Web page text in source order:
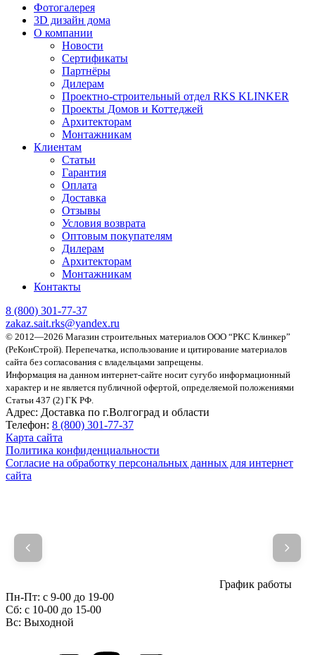
Фотогалерея
3D дизайн дома
О компании
Новости
Сертификаты
Партнёры
Дилерам
Проектно-строительный отдел RKS KLINKER
Проекты Домов и Коттеджей
Архитекторам
Монтажникам
Клиентам
Статьи
Гарантия
Оплата
Доставка
Отзывы
Условия возврата
Оптовым покупателям
Дилерам
Архитекторам
Монтажникам
Контакты
8 (800) 301-77-37
zakaz.sait.rks@yandex.ru
© 2012—2026 Магазин строительных материалов ООО “РКС Клинкер”
(РеКонСтрой). Перепечатка, использование и цитирование материалов
сайта без согласования с владельцами запрещены.
Информация на данном интернет-сайте носит сугубо информационный
характер и не является публичной офертой, определяемой положениями
Статьи 437 (2) ГК РФ.
Адрес: Доставка по г.Волгоград и области
Телефон: 8 (800) 301-77-37
Карта сайта
Политика конфиденциальности
Согласие на обработку персональных данных для интернет
сайта
График работы
Пн-Пт: с 9-00 до 19-00
Сб: c 10-00 до 15-00
Вс: Выходной